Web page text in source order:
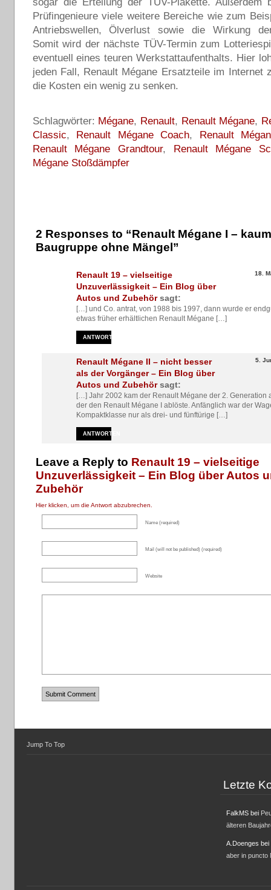
Prüfingenieure viele weitere Bereiche wie zum
Antriebswellen, Ölverlust sowie die Wirkung
Somit wird der nächste TÜV-Termin zum
eventuell eines teuren Werkstattaufenthalts. Hier
jeden Fall, Renault Mégane Ersatzteile im Internet
die Kosten ein wenig zu senken.
Schlagwörter: Mégane, Renault, Renault Mégane,
Classic, Renault Mégane Coach, Renault
Renault Mégane Grandtour, Renault Mégane
Mégane Stoßdämpfer
2 Responses to “Renault Mégane I –
Baugruppe ohne Mängel”
Renault 19 – vielseitige
Unzuverlässigkeit – Ein Blog über
Autos und Zubehör sagt:
18.
[…] und Co. antrat, von 1988 bis 1997, dann wurde er
etwas früher erhältlichen Renault Mégane […]
ANTWORTEN
Renault Mégane II – nicht besser
als der Vorgänger – Ein Blog über
Autos und Zubehör sagt:
5.
[…] Jahr 2002 kam der Renault Mégane der 2. Generation
der den Renault Mégane I ablöste. Anfänglich war der
Kompaktklasse nur als drei- und fünftürige […]
ANTWORTEN
Leave a Reply to Renault 19 – vielseitige
Unzuverlässigkeit – Ein Blog über Autos
Zubehör
Hier klicken, um die Antwort abzubrechen.
Name (required)
Mail (will not be published) (required)
Website
Jump To Top
Letzte
FalkMSbei
älteren
A.Doenges bei
aber in puncto